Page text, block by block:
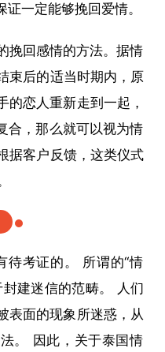
一定能够挽回爱情。
挽回感情的方法。据情
束后的适当时期内，原
的恋人重新走到一起，
合，那么就可以视为情
据客户反馈，这类仪式
待考证的。 所谓的“情
建迷信的范畴。 人们
表面的现象所迷惑，从
。 因此，关于泰国情